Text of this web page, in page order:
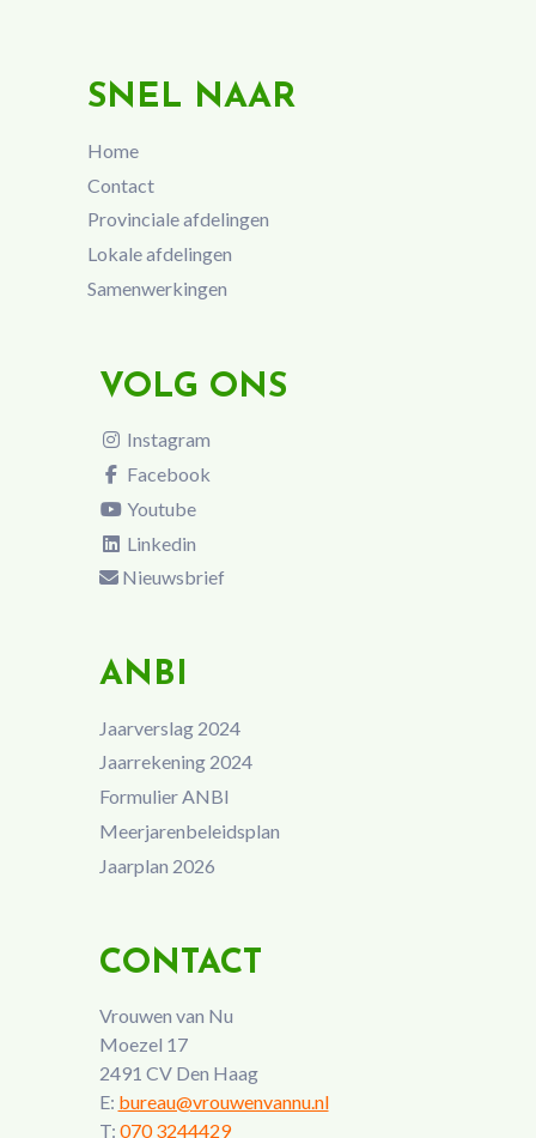
SNEL NAAR
Home
Contact
Provinciale afdelingen
Lokale afdelingen
Samenwerkingen
VOLG ONS
Instagram
Facebook
Youtube
Linkedin
Nieuwsbrief
ANBI
Jaarverslag 2024
Jaarrekening 2024
Formulier ANBI
Meerjarenbeleidsplan
Jaarplan 2026
CONTACT
Vrouwen van Nu
Moezel 17
2491 CV Den Haag
E: bureau@vrouwenvannu.nl
T: 070 3244429